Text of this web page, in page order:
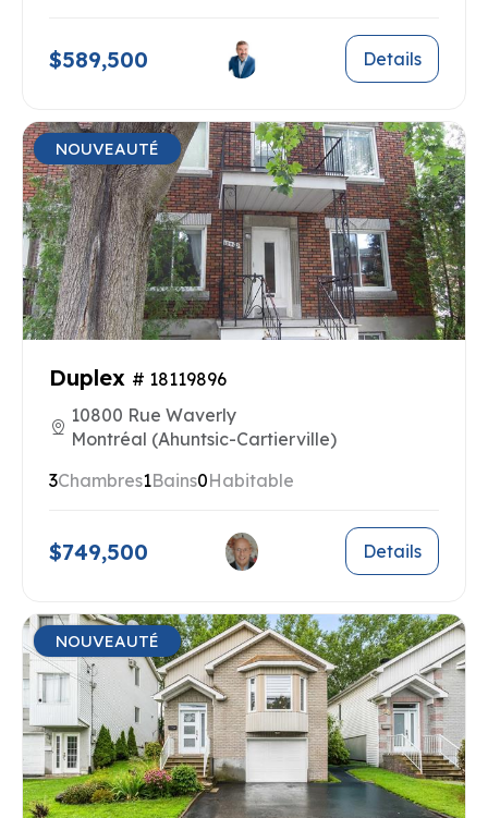
$589,500 Details
NOUVEAUTÉ
Duplex # 18119896
10800 Rue Waverly
Montréal (Ahuntsic-Cartierville)
3Chambres1Bains0Habitable
$749,500 Details
NOUVEAUTÉ